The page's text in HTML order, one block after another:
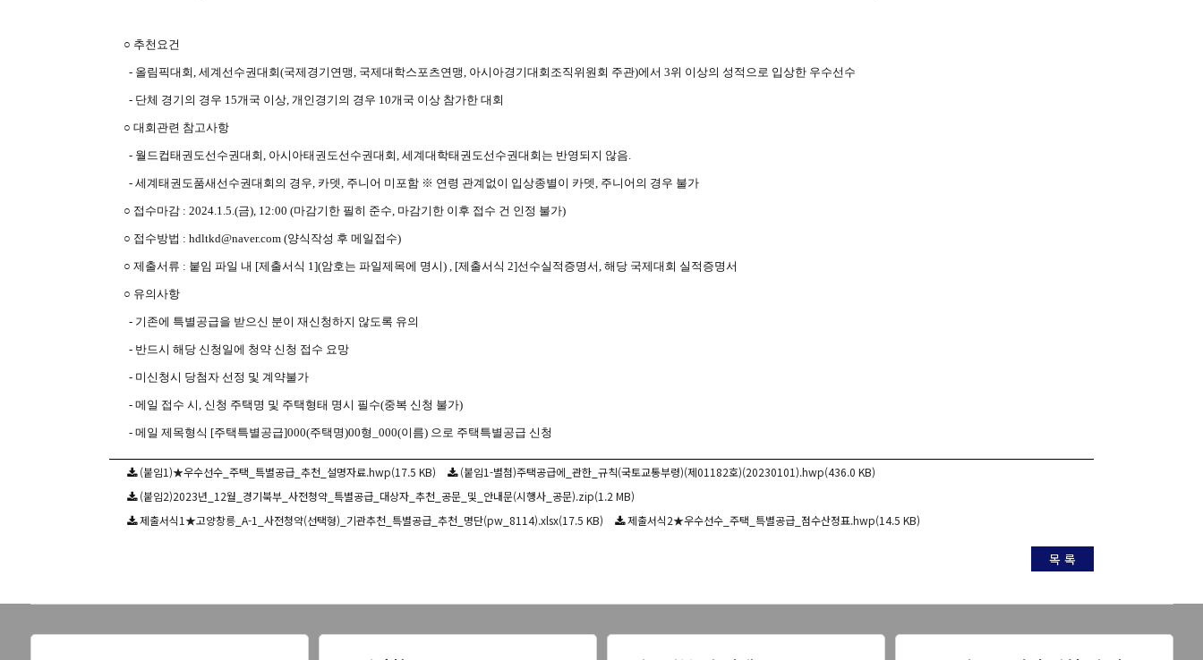
○ 추천요건
- 올림픽대회, 세계선수권대회(국제경기연맹, 국제대학스포츠연맹, 아시아경기대회조직위원회 주관)에서 3위 이상의 성적으로 입상한 우수선수
- 단체 경기의 경우 15개국 이상, 개인경기의 경우 10개국 이상 참가한 대회
○ 대회관련 참고사항
- 월드컵태권도선수권대회, 아시아태권도선수권대회, 세계대학태권도선수권대회는 반영되지 않음.
- 세계태권도품새선수권대회의 경우, 카뎃, 주니어 미포함 ※ 연령 관계없이 입상종별이 카뎃, 주니어의 경우 불가
○ 접수마감 : 2024.1.5.(금), 12:00 (마감기한 필히 준수, 마감기한 이후 접수 건 인정 불가)
○ 접수방법 : hdltkd@naver.com (양식작성 후 메일접수)
○ 제출서류 : 붙임 파일 내 [제출서식 1](암호는 파일제목에 명시) , [제출서식 2]선수실적증명서, 해당 국제대회 실적증명서
○ 유의사항
- 기존에 특별공급을 받으신 분이 재신청하지 않도록 유의
- 반드시 해당 신청일에 청약 신청 접수 요망
- 미신청시 당첨자 선정 및 계약불가
- 메일 접수 시, 신청 주택명 및 주택형태 명시 필수(중복 신청 불가)
- 메일 제목형식 [주택특별공급]000(주택명)00형 _000(이름) 으로 주택특별공급 신청
(붙임1)★우수선수_주택_특별공급_추천_설명자료.hwp(17.5 KB)
(붙임1-별첨)주택공급에_관한_규칙(국토교통부령)(제01182호)(20230101).hwp(436.0 KB)
(붙임2)2023년_12월_경기북부_사전청약_특별공급_대상자_추천_공문_및_안내문(시행사_공문).zip(1.2 MB)
제출서식1★고양창릉_A-1_사전청약(선택형)_기관추천_특별공급_추천_명단(pw_8114).xlsx(17.5 KB)
제출서식2★우수선수_주택_특별공급_점수산정표.hwp(14.5 KB)
목 록